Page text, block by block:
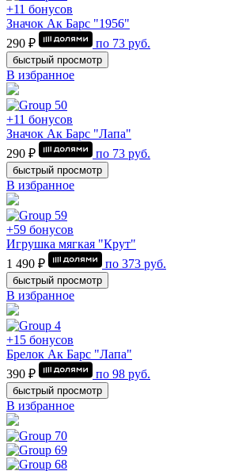
+11 бонусов
Значок Ак Барс "1956"
290 ₽
по 73 руб.
быстрый просмотр
В избранное
+11 бонусов
Значок Ак Барс "Лапа"
290 ₽
по 73 руб.
быстрый просмотр
В избранное
+59 бонусов
Игрушка мягкая "Крут"
1 490 ₽
по 373 руб.
быстрый просмотр
В избранное
+15 бонусов
Брелок Ак Барс "Лапа"
390 ₽
по 98 руб.
быстрый просмотр
В избранное